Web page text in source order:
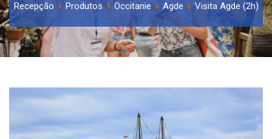
Recepção Produtos Occitanie Agde Visita Agde (2h)